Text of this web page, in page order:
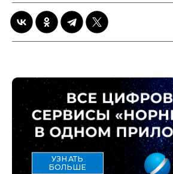
УЗНАТЬ
БОЛЬШЕ